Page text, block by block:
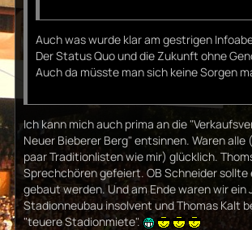
Auch was wurde klar am gestrigen
Der Status Quo und die Zukunft ohne
Auch da müsste man sich keine Sorgen
Ich kann mich auch prima an die
Neuer Bieberer Berg" entsinnen. Waren alle
paar Traditionlisten wie mir) glücklich.
Sprechchören gefeiert. OB Schneider sollte
gebaut werden. Und am Ende waren wir ein
Stadionneubau insolvent und Thomas Kalt
"teuere Stadionmiete".